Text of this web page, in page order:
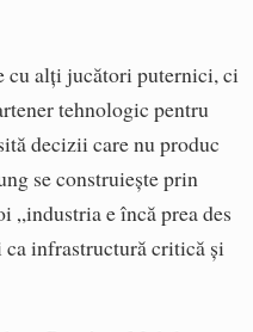
cu alți jucători puternici, ci
tehnologic pentru
decizii care nu produc
se construiește prin
„industria e încă prea des
infrastructură critică și